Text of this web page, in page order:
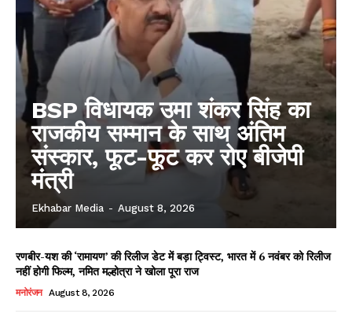
BSP विधायक उमा शंकर सिंह का
राजकीय सम्मान के साथ अंतिम
संस्कार, फूट-फूट कर रोए बीजेपी
मंत्री
Ekhabar Media - August 8, 2026
रणबीर-यश की ‘रामायण’ की रिलीज डेट में बड़ा ट्विस्ट, भारत में 6 नवंबर को रिलीज
नहीं होगी फिल्म, नमित मल्होत्रा ने खोला पूरा राज
मनोरंजन August 8, 2026